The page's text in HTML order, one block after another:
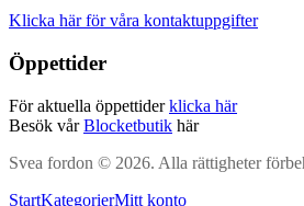
Klicka här för våra kontaktuppgifter
Öppettider
För aktuella öppettiderklicka här
Besök vårBlocketbutik här
Svea fordon © 2026. Alla rättigheter
StartKategorierMitt konto